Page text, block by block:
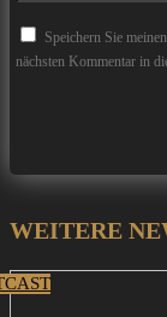
Speichern Sie
nächsten Kommentar in
WEITERE